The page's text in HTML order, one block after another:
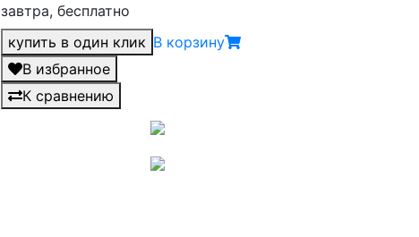
завтра, бесплатно
купить в один клик В корзину
В избранное
К сравнению